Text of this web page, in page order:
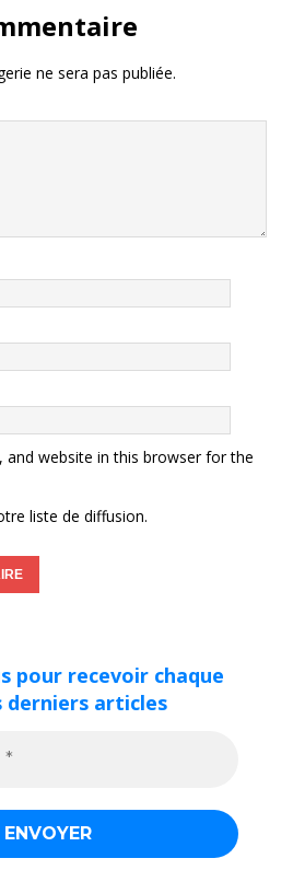
ne sera pas publiée.
and website in this browser for the
liste de diffusion.
pour recevoir chaque
derniers articles